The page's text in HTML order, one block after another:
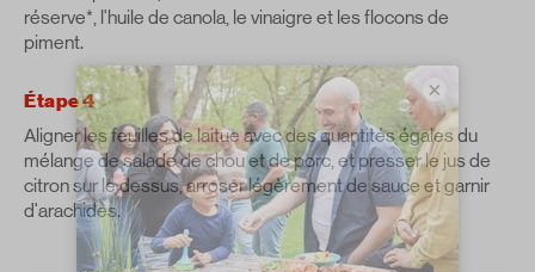
réserve*, l'huile de canola, le vinaigre et les flocons de
piment.
Étape 4
Aligner les feuilles de laitue avec des quantités égales du
mélange de salade de chou et de porc, et presser le jus de
citron sur le dessus, arroser légèrement de sauce et garnir
d'arachides.
×